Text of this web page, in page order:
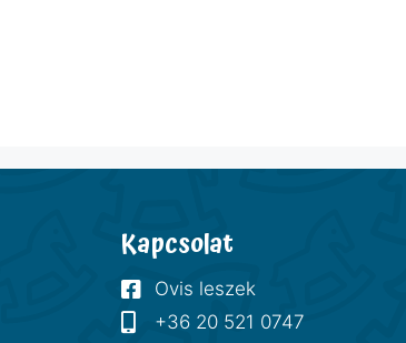
Kapcsolat
Ovis leszek
+36 20 521 0747